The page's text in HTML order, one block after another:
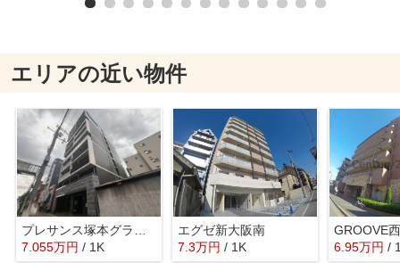
エリアの近い物件
7.055万円 / 1K
エグゼ新大阪南
7.3万円 / 1K
GROOVE
6.95万円 /